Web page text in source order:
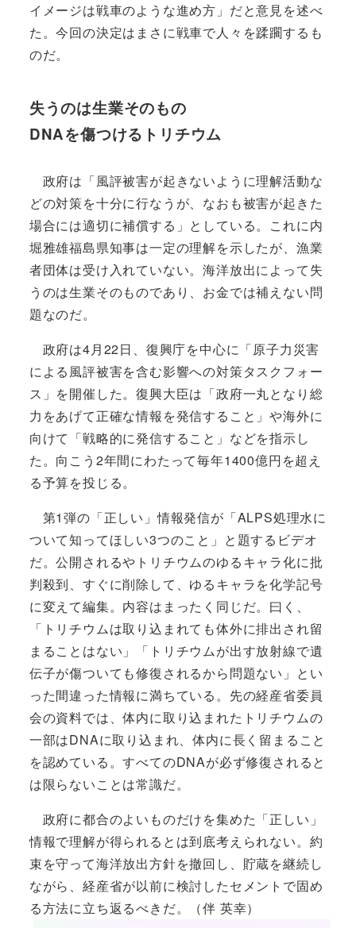
イメージは戦車のような進め方」だと意見を述べ
た。今回の決定はまさに戦車で人々を蹂躙するも
のだ。
失うのは生業そのもの
DNAを傷つけるトリチウム
政府は「風評被害が起きないように理解活動な
どの対策を十分に行なうが、なおも被害が起きた
場合には適切に補償する」としている。これに内
堀雅雄福島県知事は一定の理解を示したが、漁業
者団体は受け入れていない。海洋放出によって失
うのは生業そのものであり、お金では補えない問
題なのだ。
政府は4月22日、復興庁を中心に「原子力災害
による風評被害を含む影響への対策タスクフォー
ス」を開催した。復興大臣は「政府一丸となり総
力をあげて正確な情報を発信すること」や海外に
向けて「戦略的に発信すること」などを指示し
た。向こう2年間にわたって毎年1400億円を超え
る予算を投じる。
第1弾の「正しい」情報発信が「ALPS処理水に
ついて知ってほしい3つのこと」と題するビデオ
だ。公開されるやトリチウムのゆるキャラ化に批
判殺到、すぐに削除して、ゆるキャラを化学記号
に変えて編集。内容はまったく同じだ。曰く、
「トリチウムは取り込まれても体外に排出され留
まることはない」「トリチウムが出す放射線で遺
伝子が傷ついても修復されるから問題ない」とい
った間違った情報に満ちている。先の経産省委員
会の資料では、体内に取り込まれたトリチウムの
一部はDNAに取り込まれ、体内に長く留まること
を認めている。すべてのDNAが必ず修復されると
は限らないことは常識だ。
政府に都合のよいものだけを集めた「正しい」
情報で理解が得られるとは到底考えられない。約
束を守って海洋放出方針を撤回し、貯蔵を継続し
ながら、経産省が以前に検討したセメントで固め
る方法に立ち返るべきだ。（伴 英幸）